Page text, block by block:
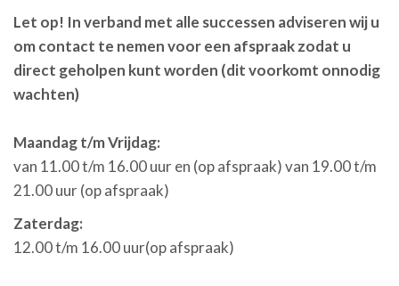
Let op! In verband met alle successen adviseren wij u
om contact te nemen voor een afspraak zodat u
direct geholpen kunt worden (dit voorkomt onnodig
wachten)
Maandag t/m Vrijdag:
van 11.00 t/m 16.00 uur en (op afspraak) van 19.00 t/m
21.00 uur (op afspraak)
Zaterdag:
12.00 t/m 16.00 uur(op afspraak)